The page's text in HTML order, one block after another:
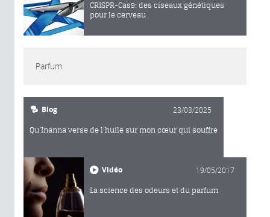
CRISPR-Cas9: des ciseaux génétiques
pour le cerveau
Parfum
Blog 23/03/2025
Qu’Inanna verse de l’huile sur mon cœur qui souffre
Vidéo 19/05/2017
La science des odeurs et du parfum